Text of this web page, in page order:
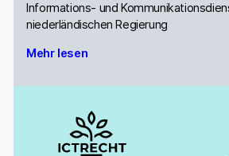
Informations- und
niederländischen Regierung
Mehr lesen